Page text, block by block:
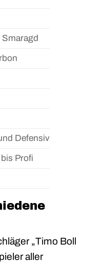
Defensiv
Profi
„Timo Boll
aller